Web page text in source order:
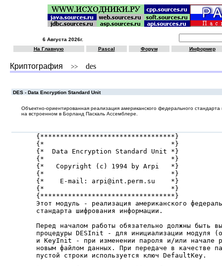
6 Августа 2026г.
На Главную
Pascal Форум Информер
Криптография >> des
DES - Data Encryption Standard Unit
Объектно-ориентированная реализация американского федерального
на встроенном в Борланд Паскаль Ассемблере.
{**********************************}
{*                                *}
{*  Data Encryption Standard Unit *}
{*                                *}
{*   Copyright (c) 1994 by Arpi   *}
{*                                *}
{*    E-mail: arpi@int.perm.su    *}
{*                                *}
{**********************************}
Этот модуль - реализация американского
стандарта шифрования информации.
Перед началом работы обязательно должны быть
процедуры DESInit - для инициализации модуля
и KeyInit - при изменении пароля и/или начале
новым файлом данных. При передаче в качестве
пустой строки используется ключ DefaultKey.